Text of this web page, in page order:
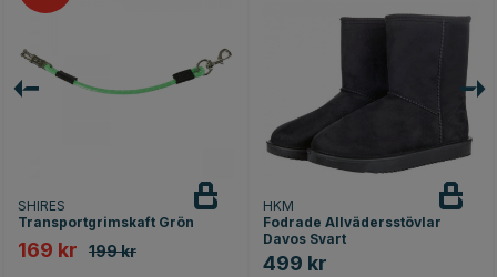
SHIRES
Transportgrimskaft Grön
169 kr 199 kr
HKM
Fodrade Allvädersstövlar
Davos Svart
499 kr